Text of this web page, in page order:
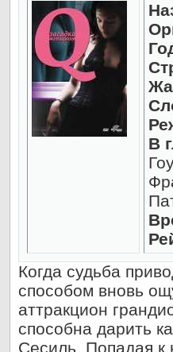
В
Когда судьба
способом вновь
аттракцион
способна дарить
Сесиль. Попадая к